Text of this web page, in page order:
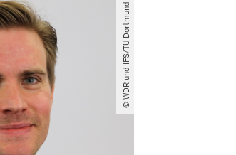
© WDR und IFS​/​TU Dortmund